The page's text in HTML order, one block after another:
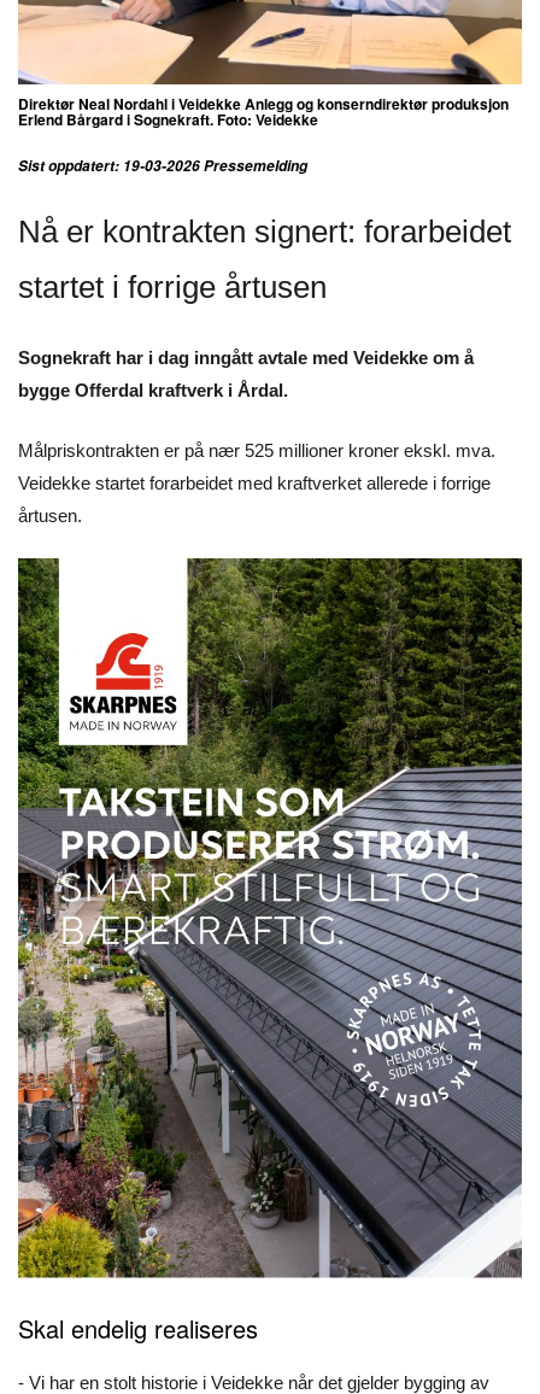
Direktør Neal Nordahl i Veidekke Anlegg og konserndirektør produksjon
Erlend Bårgard i Sognekraft. Foto: Veidekke
Sist oppdatert: 19-03-2026 Pressemelding
Nå er kontrakten signert: forarbeidet
startet i forrige årtusen
Sognekraft har i dag inngått avtale med Veidekke om å
bygge Offerdal kraftverk i Årdal.
Målpriskontrakten er på nær 525 millioner kroner ekskl. mva.
Veidekke startet forarbeidet med kraftverket allerede i forrige
årtusen.
Skal endelig realiseres
- Vi har en stolt historie i Veidekke når det gjelder bygging av